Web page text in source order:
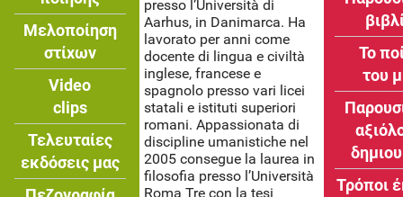
Μελοποίηση
στίχων
Video
clips
Τελευταίες
εκδόσεις μας
presso l’Università di
Aarhus, in Danimarca. Ha
lavorato per anni come
docente di lingua e civiltà
inglese, francese e
spagnolo presso vari licei
statali e istituti superiori
romani. Appassionata di
discipline umanistiche nel
2005 consegue la laurea in
filosofia presso l’Università
Roma Tre con la tesi
Το
του
Τρόποι